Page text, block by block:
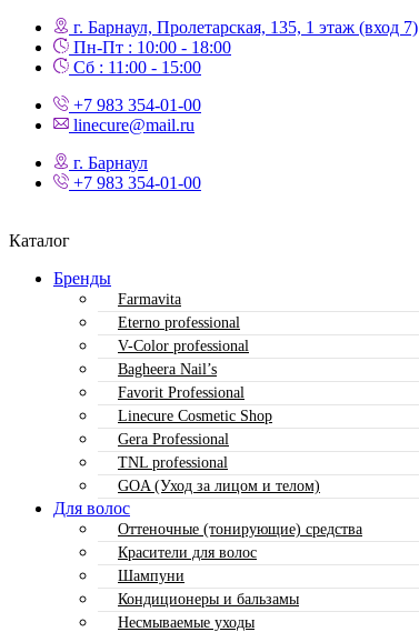
г. Барнаул, Пролетарская, 135,​ 1 этаж (вход 7)
Пн-Пт : 10:00 - 18:00
Сб : 11:00 - 15:00
+7 983 354-01-00
linecure@mail.ru
г. Барнаул
+7 983 354-01-00
Каталог
Бренды
Farmavita
Eterno professional
V-Color professional
Bagheera Nail’s
Favorit Professional
Linecure Cosmetic Shop
Gera Professional
TNL professional
GOA (Уход за лицом и телом)
Для волос
Оттеночные (тонирующие) средства
Красители для волос
Шампуни
Кондиционеры и бальзамы
Несмываемые уходы